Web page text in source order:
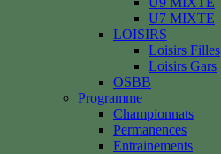
U7 MIXTE
LOISIRS
Loisirs Filles
Loisirs Gars
OSBB
Programme
Championnats
Permanences
Entrainements